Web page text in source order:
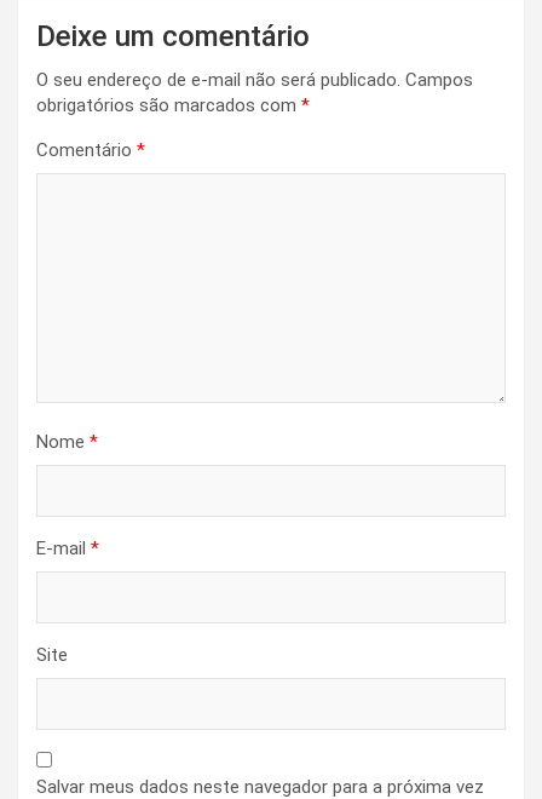
Deixe um comentário
O seu endereço de e-mail não será publicado. Campos
obrigatórios são marcados com *
Comentário *
Nome *
E-mail *
Site
Salvar meus dados neste navegador para a próxima vez